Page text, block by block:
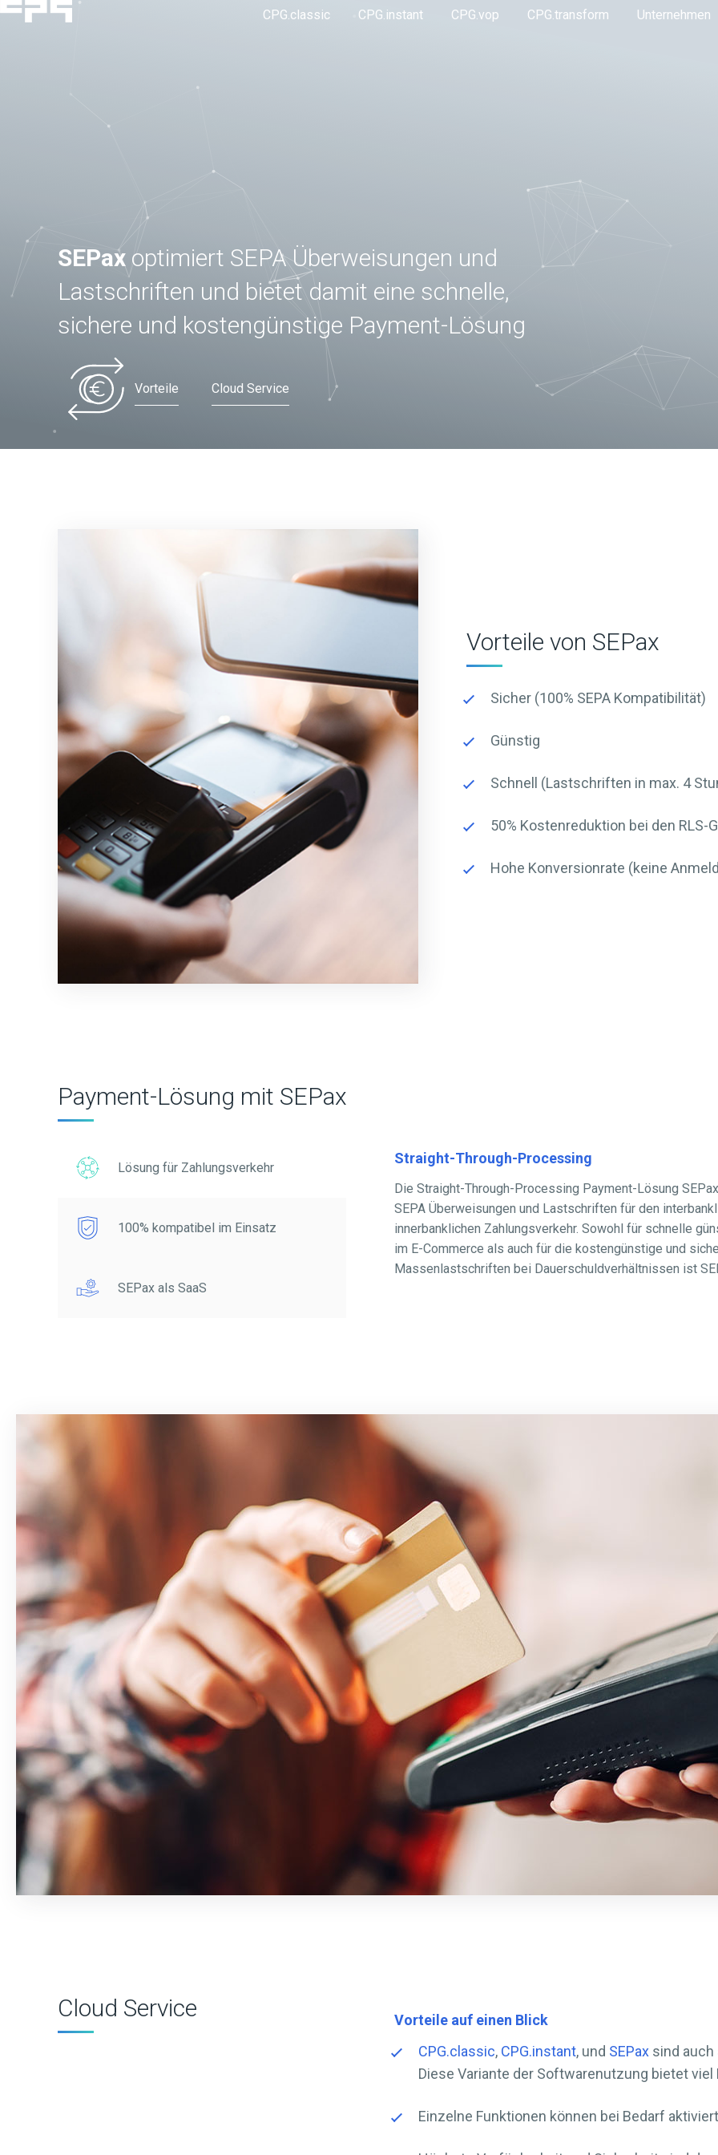
CPG.classic CPG.instant CPG.vop CPG.transform Unternehmen
SEPax optimiert SEPA Überweisungen und
Lastschriften und bietet damit eine schnelle,
sichere und kostengünstige Payment-Lösung
Vorteile Cloud Service
Vorteile von SEPax
Sicher (100% SEPA Kompatibilität)
Günstig
Schnell (Lastschriften in max. 4
50% Kostenreduktion bei den RLS-
Hohe Konversionrate (keine
Payment-Lösung mit SEPax
Lösung für Zahlungsverkehr
100% kompatibel im Einsatz
SEPax als SaaS
Straight-Through-Processing
Die Straight-Through-Processing Payment-Lösung
SEPA Überweisungen und Lastschriften für den
innerbanklichen Zahlungsverkehr. Sowohl für schnelle
im E-Commerce als auch für die kostengünstige und
Massenlastschriften bei Dauerschuldverhältnissen ist
Cloud Service
Vorteile auf einen Blick
CPG.classic, CPG.instant, und SEPax sind auch
Diese Variante der Softwarenutzung bietet
Einzelne Funktionen können bei Bedarf